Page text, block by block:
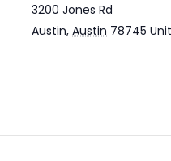
3200 Jones Rd
Austin, Austin 78745